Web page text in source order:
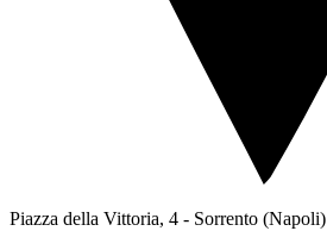
Piazza della Vittoria, 4 - Sorrento (Napoli)